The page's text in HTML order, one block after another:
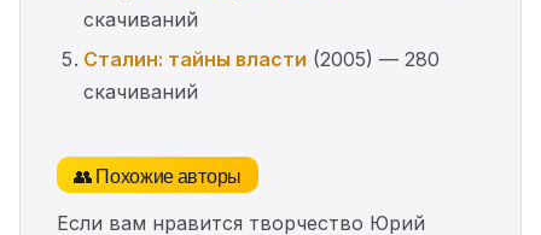
скачиваний
Сталин: тайны власти (2005) — 280
скачиваний
👥 Похожие авторы
Если вам нравится творчество Юрий